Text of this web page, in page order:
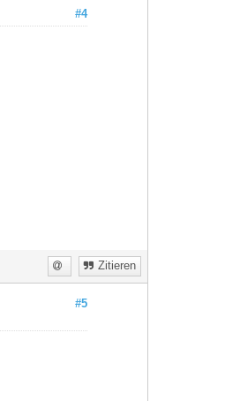
#4
Zitieren
#5